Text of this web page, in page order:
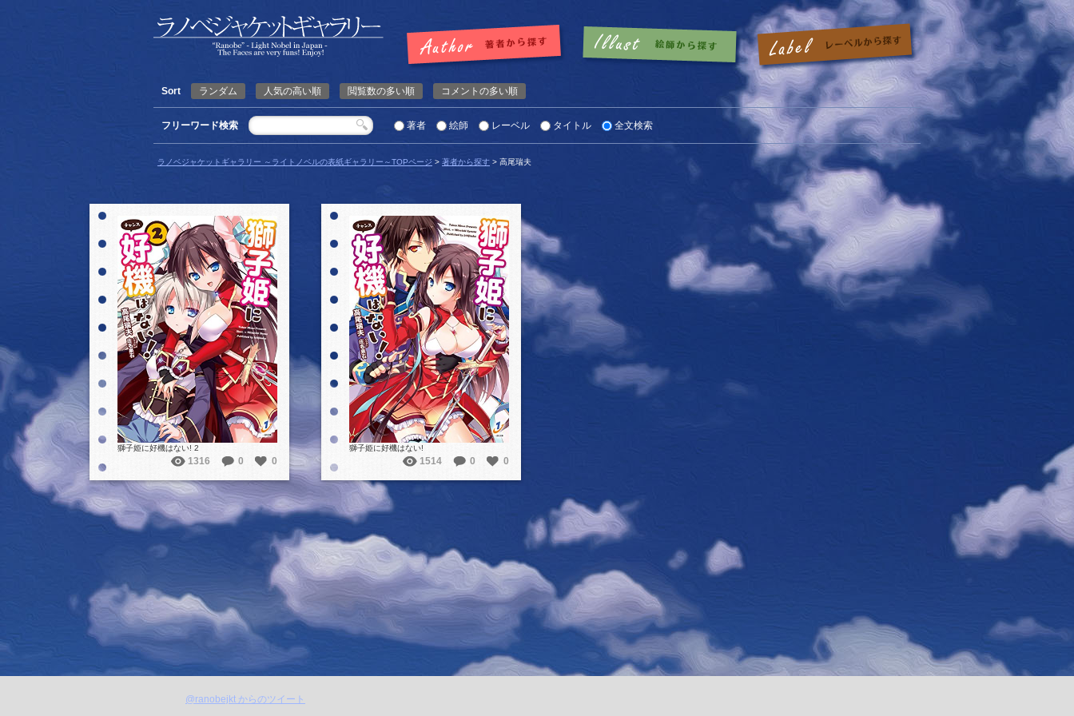
Sort ランダム 人気の高い順 閲覧数の多い順 コメントの多い順
フリーワード検索 著者 絵師 レーベル タイトル 全文検索
ラノベジャケットギャラリー ～ライトノベルの表紙ギャラリー～TOPページ > 著者から探す > 高尾瑞夫
詳細を見る
獅子姫に好機はない! 2
1316 0 0
詳細を見る
獅子姫に好機はない!
1514 0 0
@ranobejkt からのツイート